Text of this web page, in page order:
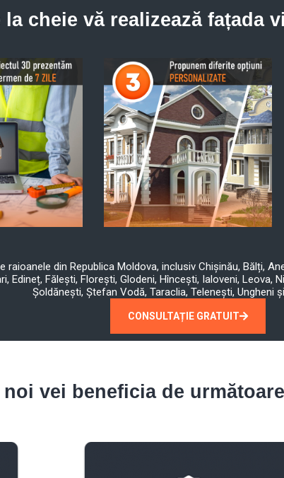
la cheie vă realizează fațada
din Republica Moldova, inclusiv Chișinău, Bălți,
Edineț, Fălești, Florești, Glodeni, Hîncești, Ialoveni, Leova,
Șoldănești, Ștefan Vodă, Taraclia, Telenești, Ungheni
CONSULTAȚIE GRATUIT
noi vei beneficia de